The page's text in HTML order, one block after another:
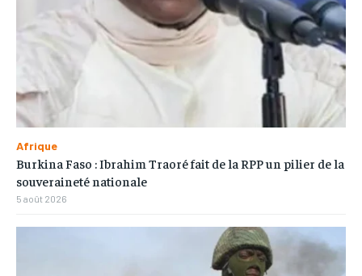
Afrique
Burkina Faso : Ibrahim Traoré fait de la RPP un pilier de la
souveraineté nationale
5 août 2026